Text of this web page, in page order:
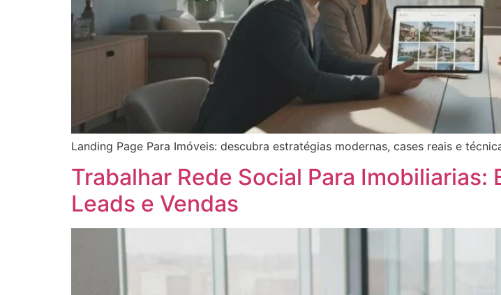
Landing Page Para Imóveis: descubra estratégias modernas, cases reais e
Trabalhar Rede Social Para
Leads e Vendas